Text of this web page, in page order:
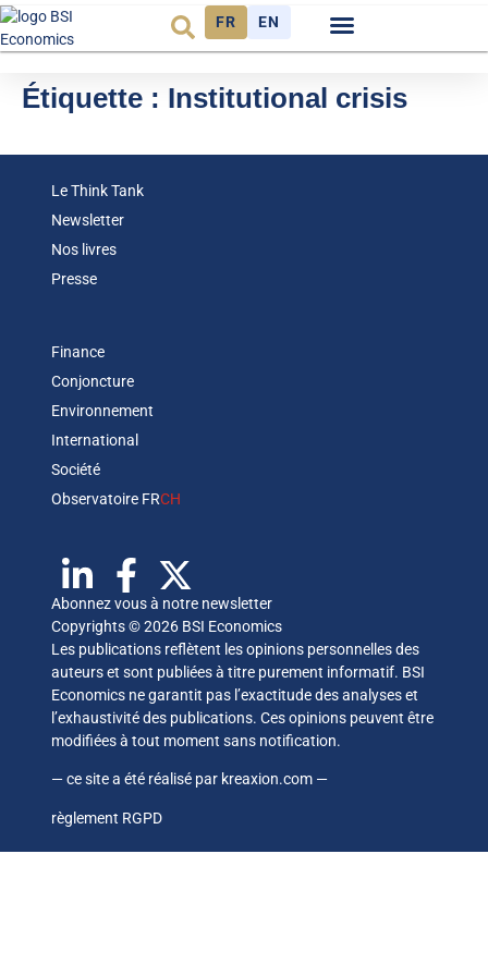
FR EN
Étiquette : Institutional crisis
Le Think Tank
Newsletter
Nos livres
Presse
Finance
Conjoncture
Environnement
International
Société
Observatoire FRCH
Abonnez vous à notre newsletter
Copyrights © 2026 BSI Economics
Les publications reflètent les opinions personnelles des
auteurs et sont publiées à titre purement informatif. BSI
Economics ne garantit pas l’exactitude des analyses et
l’exhaustivité des publications. Ces opinions peuvent être
modifiées à tout moment sans notification.
— ce site a été réalisé par kreaxion.com —
règlement RGPD